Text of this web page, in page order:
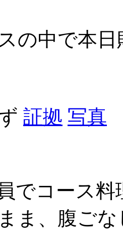
の中で本
証拠 写真
でコース料
ま、腹ご